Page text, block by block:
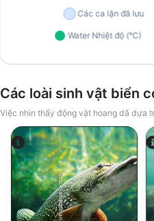
Các loài sinh vật biển
Việc nhìn thấy động vật hoang dã dựa
iStock-abadonian